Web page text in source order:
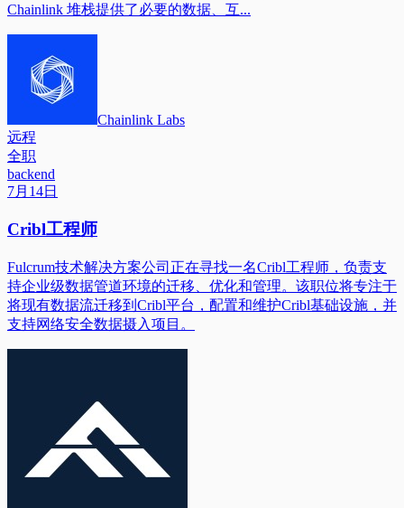
Chainlink 堆栈提供了必要的数据、互...
Chainlink Labs
远程
全职
backend
7月14日
Cribl工程师
Fulcrum技术解决方案公司正在寻找一名Cribl工程师，负责支
持企业级数据管道环境的迁移、优化和管理。该职位将专注于
将现有数据流迁移到Cribl平台，配置和维护Cribl基础设施，并
支持网络安全数据摄入项目。